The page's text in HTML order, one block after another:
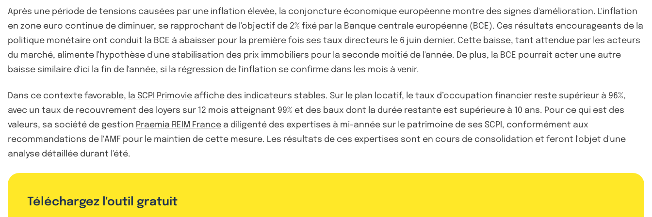
Après une période de tensions causées par une inflation élevée, la conjoncture économique européenne montre des signes d'amélioration. L'inflation
en zone euro continue de diminuer, se rapprochant de l'objectif de 2% fixé par la Banque centrale européenne (BCE). Ces résultats encourageants de la
politique monétaire ont conduit la BCE à abaisser pour la première fois ses taux directeurs le 6 juin dernier. Cette baisse, tant attendue par les acteurs
du marché, alimente l'hypothèse d'une stabilisation des prix immobiliers pour la seconde moitié de l'année. De plus, la BCE pourrait acter une autre
baisse similaire d'ici la fin de l'année, si la régression de l'inflation se confirme dans les mois à venir.
Dans ce contexte favorable, la SCPI Primovie affiche des indicateurs stables. Sur le plan locatif, le taux d’occupation financier reste supérieur à 96%,
avec un taux de recouvrement des loyers sur 12 mois atteignant 99% et des baux dont la durée restante est supérieure à 10 ans. Pour ce qui est des
valeurs, sa société de gestion Praemia REIM France a diligenté des expertises à mi-année sur le patrimoine de ses SCPI, conformément aux
recommandations de l'AMF pour le maintien de cette mesure. Les résultats de ces expertises sont en cours de consolidation et feront l'objet d'une
analyse détaillée durant l'été.
Téléchargez l'outil gratuit